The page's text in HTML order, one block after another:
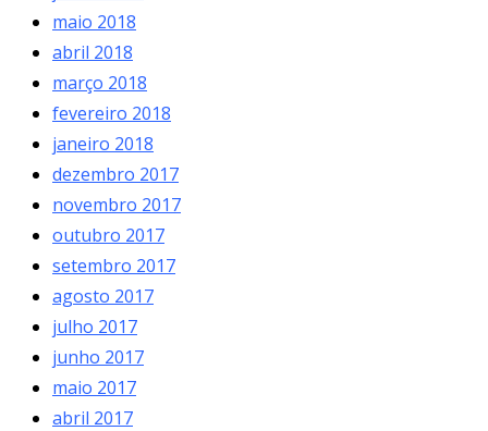
maio 2018
abril 2018
março 2018
fevereiro 2018
janeiro 2018
dezembro 2017
novembro 2017
outubro 2017
setembro 2017
agosto 2017
julho 2017
junho 2017
maio 2017
abril 2017